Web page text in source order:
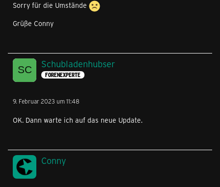
Sorry für die Umstände
Grüße Conny
Schubladenhubser
FORENEXPERTE
9. Februar 2023 um 11:48
OK. Dann warte ich auf das neue Update.
Conny